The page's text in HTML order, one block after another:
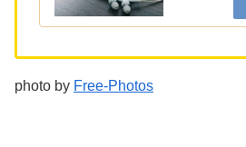
photo by Free-Photos